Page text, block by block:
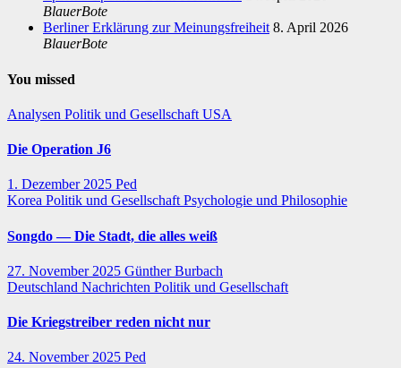
BlauerBote
Berliner Erklärung zur Meinungsfreiheit 8. April 2026
BlauerBote
You missed
Analysen Politik und Gesellschaft USA
Die Operation J6
1. Dezember 2025 Ped
Korea Politik und Gesellschaft Psychologie und Philosophie
Songdo — Die Stadt, die alles weiß
27. November 2025 Günther Burbach
Deutschland Nachrichten Politik und Gesellschaft
Die Kriegstreiber reden nicht nur
24. November 2025 Ped